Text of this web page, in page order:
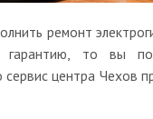
ремонт
гарантию, то вы
сервис центра Чехов